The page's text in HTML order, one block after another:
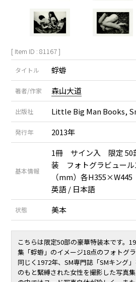
[ Item ID : 81167 ]
タイトル 蜉蝣
著者/作家 森山大道
出版社 Little Big Man Books,
発行年 2013年
基本情報
1冊 サイン入 限定
装 フォトグラビュール
（mm）各
英語 / 日本語
状態 美本
こちらは限定50部の豪華特装本です。
集「蜉蝣」のイメージ18点のフォトグ
同じく1972年、SM専門誌「SMキング
のもと緊縛された女性を撮影した写真